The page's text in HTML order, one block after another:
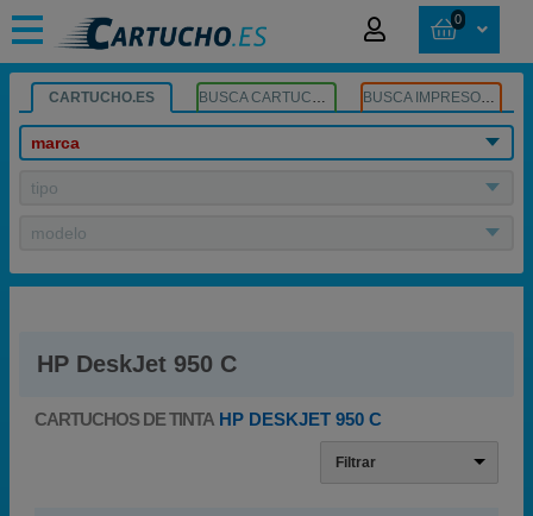
0
CARTUCHO.ES BUSCA CARTUCHOS BUSCA IMPRESORA
marca
tipo
modelo
HP DeskJet 950 C
CARTUCHOS DE TINTA HP DESKJET 950 C
Filtrar